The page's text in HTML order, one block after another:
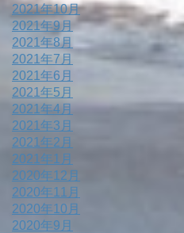
2021年10月
2021年9月
2021年8月
2021年7月
2021年6月
2021年5月
2021年4月
2021年3月
2021年2月
2021年1月
2020年12月
2020年11月
2020年10月
2020年9月